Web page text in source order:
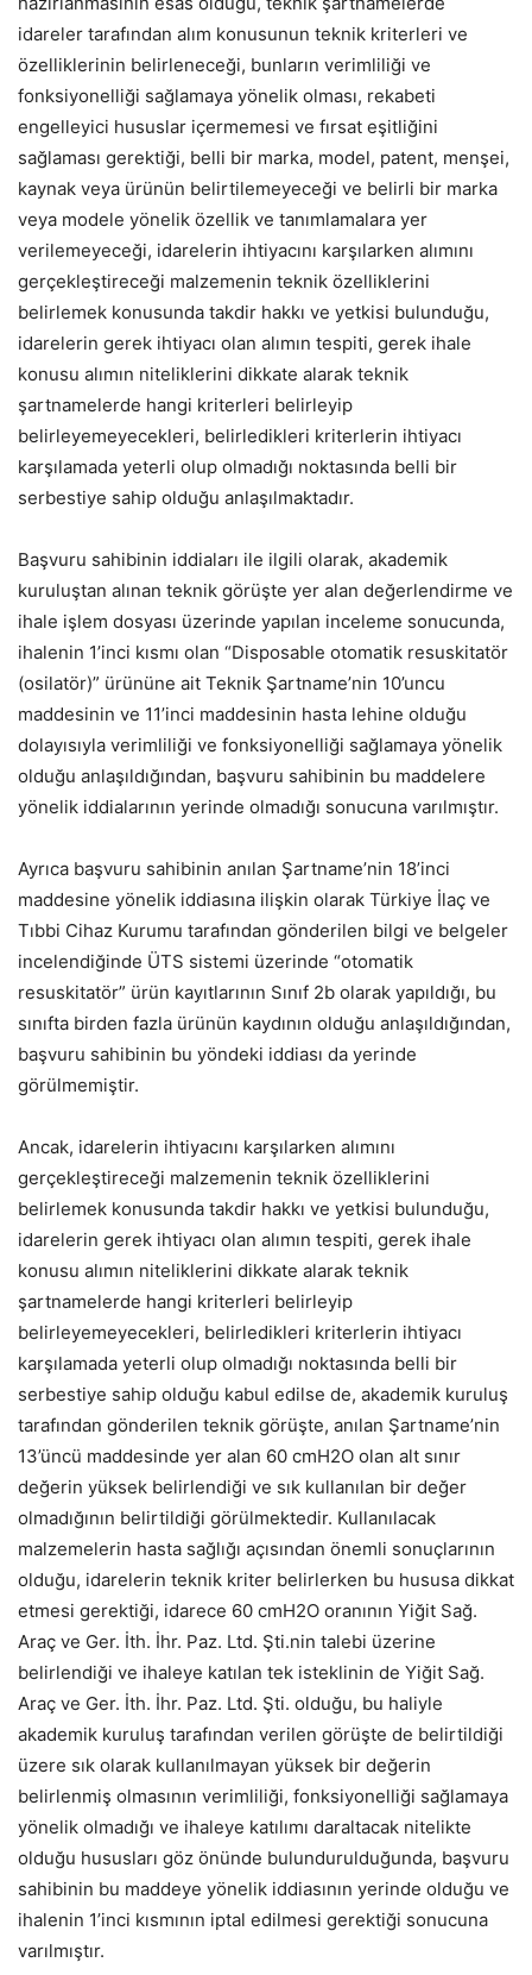
idareler tarafından alım konusunun teknik kriterleri ve
özelliklerinin belirleneceği, bunların verimliliği ve
fonksiyonelliği sağlamaya yönelik olması, rekabeti
engelleyici hususlar içermemesi ve fırsat eşitliğini
sağlaması gerektiği, belli bir marka, model, patent, menşei,
kaynak veya ürünün belirtilemeyeceği ve belirli bir marka
veya modele yönelik özellik ve tanımlamalara yer
verilemeyeceği, idarelerin ihtiyacını karşılarken alımını
gerçekleştireceği malzemenin teknik özelliklerini
belirlemek konusunda takdir hakkı ve yetkisi bulunduğu,
idarelerin gerek ihtiyacı olan alımın tespiti, gerek ihale
konusu alımın niteliklerini dikkate alarak teknik
şartnamelerde hangi kriterleri belirleyip
belirleyemeyecekleri, belirledikleri kriterlerin ihtiyacı
karşılamada yeterli olup olmadığı noktasında belli bir
serbestiye sahip olduğu anlaşılmaktadır.
Başvuru sahibinin iddiaları ile ilgili olarak, akademik
kuruluştan alınan teknik görüşte yer alan değerlendirme ve
ihale işlem dosyası üzerinde yapılan inceleme sonucunda,
ihalenin 1’inci kısmı olan “Disposable otomatik resuskitatör
(osilatör)” ürününe ait Teknik Şartname’nin 10’uncu
maddesinin ve 11’inci maddesinin hasta lehine olduğu
dolayısıyla verimliliği ve fonksiyonelliği sağlamaya yönelik
olduğu anlaşıldığından, başvuru sahibinin bu maddelere
yönelik iddialarının yerinde olmadığı sonucuna varılmıştır.
Ayrıca başvuru sahibinin anılan Şartname’nin 18’inci
maddesine yönelik iddiasına ilişkin olarak Türkiye İlaç ve
Tıbbi Cihaz Kurumu tarafından gönderilen bilgi ve belgeler
incelendiğinde ÜTS sistemi üzerinde “otomatik
resuskitatör” ürün kayıtlarının Sınıf 2b olarak yapıldığı, bu
sınıfta birden fazla ürünün kaydının olduğu anlaşıldığından,
başvuru sahibinin bu yöndeki iddiası da yerinde
görülmemiştir.
Ancak, idarelerin ihtiyacını karşılarken alımını
gerçekleştireceği malzemenin teknik özelliklerini
belirlemek konusunda takdir hakkı ve yetkisi bulunduğu,
idarelerin gerek ihtiyacı olan alımın tespiti, gerek ihale
konusu alımın niteliklerini dikkate alarak teknik
şartnamelerde hangi kriterleri belirleyip
belirleyemeyecekleri, belirledikleri kriterlerin ihtiyacı
karşılamada yeterli olup olmadığı noktasında belli bir
serbestiye sahip olduğu kabul edilse de, akademik kuruluş
tarafından gönderilen teknik görüşte, anılan Şartname’nin
13’üncü maddesinde yer alan 60 cmH2O olan alt sınır
değerin yüksek belirlendiği ve sık kullanılan bir değer
olmadığının belirtildiği görülmektedir. Kullanılacak
malzemelerin hasta sağlığı açısından önemli sonuçlarının
olduğu, idarelerin teknik kriter belirlerken bu hususa dikkat
etmesi gerektiği, idarece 60 cmH2O oranının Yiğit Sağ.
Araç ve Ger. İth. İhr. Paz. Ltd. Şti.nin talebi üzerine
belirlendiği ve ihaleye katılan tek isteklinin de Yiğit Sağ.
Araç ve Ger. İth. İhr. Paz. Ltd. Şti. olduğu, bu haliyle
akademik kuruluş tarafından verilen görüşte de belirtildiği
üzere sık olarak kullanılmayan yüksek bir değerin
belirlenmiş olmasının verimliliği, fonksiyonelliği sağlamaya
yönelik olmadığı ve ihaleye katılımı daraltacak nitelikte
olduğu hususları göz önünde bulundurulduğunda, başvuru
sahibinin bu maddeye yönelik iddiasının yerinde olduğu ve
ihalenin 1’inci kısmının iptal edilmesi gerektiği sonucuna
varılmıştır.